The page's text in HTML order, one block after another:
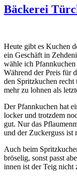
Bäckerei
Heute gibt es Kuchen
ein Geschäft in
wähle ich
Während der Preis für
den Spritzkuchen recht
mehr zu lohnen als
Der Pfannkuchen hat
locker und trotzdem
gut. Nur das
und der Zuckerguss ist
Auch beim
bröselig, sonst passt
innen ist der Teig nicht